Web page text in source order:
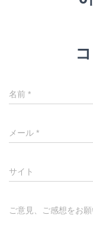
名前 *
メール *
サイト
ご意見、ご感想をお願